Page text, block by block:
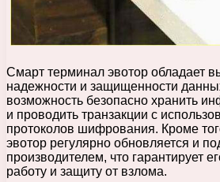
Смарт терминал эвотор обладает
надежности и защищенности
возможность безопасно хранить
и проводить транзакции с
протоколов шифрования. Кроме
эвотор регулярно обновляется и
производителем, что гарантирует
работу и защиту от взлома.